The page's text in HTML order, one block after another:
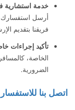
خدمة استشارية
أرسل
فريقنا بتقديم
تأكيد إجراءات
الخاصة،
الضرورية.
اتصل بنا للاستفسار